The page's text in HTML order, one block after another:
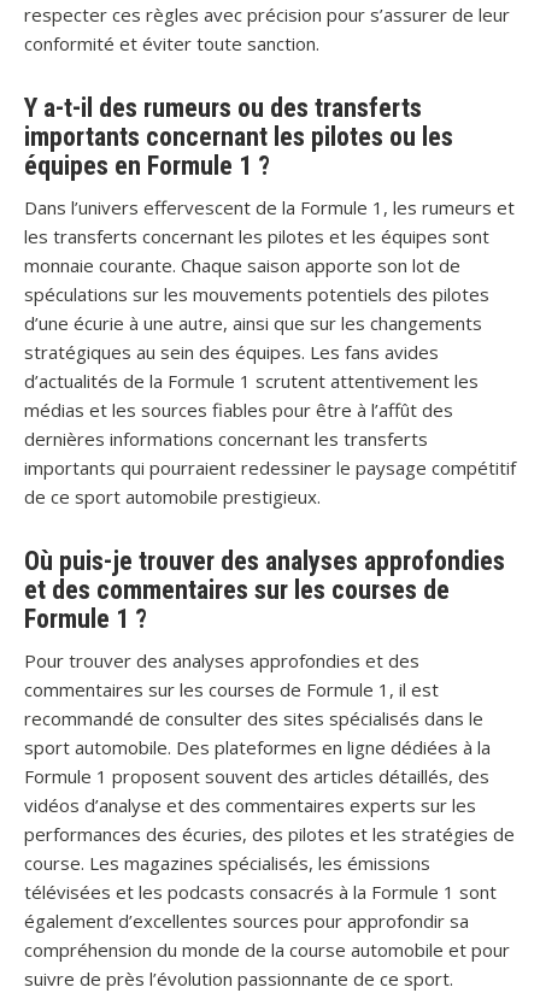
respecter ces règles avec précision pour s’assurer de leur
conformité et éviter toute sanction.
Y a-t-il des rumeurs ou des transferts
importants concernant les pilotes ou les
équipes en Formule 1 ?
Dans l’univers effervescent de la Formule 1, les rumeurs et
les transferts concernant les pilotes et les équipes sont
monnaie courante. Chaque saison apporte son lot de
spéculations sur les mouvements potentiels des pilotes
d’une écurie à une autre, ainsi que sur les changements
stratégiques au sein des équipes. Les fans avides
d’actualités de la Formule 1 scrutent attentivement les
médias et les sources fiables pour être à l’affût des
dernières informations concernant les transferts
importants qui pourraient redessiner le paysage compétitif
de ce sport automobile prestigieux.
Où puis-je trouver des analyses approfondies
et des commentaires sur les courses de
Formule 1 ?
Pour trouver des analyses approfondies et des
commentaires sur les courses de Formule 1, il est
recommandé de consulter des sites spécialisés dans le
sport automobile. Des plateformes en ligne dédiées à la
Formule 1 proposent souvent des articles détaillés, des
vidéos d’analyse et des commentaires experts sur les
performances des écuries, des pilotes et les stratégies de
course. Les magazines spécialisés, les émissions
télévisées et les podcasts consacrés à la Formule 1 sont
également d’excellentes sources pour approfondir sa
compréhension du monde de la course automobile et pour
suivre de près l’évolution passionnante de ce sport.